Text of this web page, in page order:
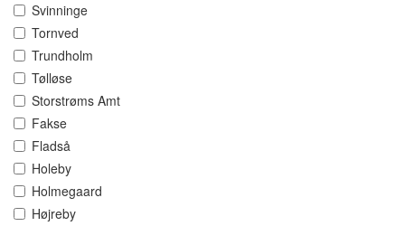
Svinninge
Tornved
Trundholm
Tølløse
Storstrøms Amt
Fakse
Fladså
Holeby
Holmegaard
Højreby